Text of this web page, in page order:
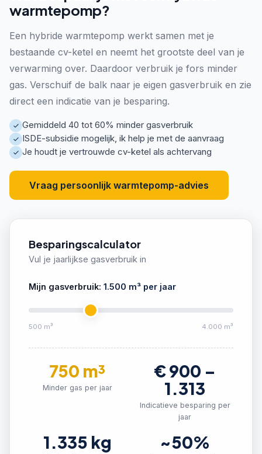
warmtepomp?
Een hybride warmtepomp werkt samen met je
bestaande cv-ketel en neemt het grootste deel van je
verwarming over. Daardoor verbruik je fors minder
gas. Verschuif de balk naar je eigen gasverbruik en zie
direct een indicatie van je besparing.
Gemiddeld 40 tot 60% minder gasverbruik
ISDE-subsidie mogelijk, ik help je met de aanvraag
Je houdt je vertrouwde cv-ketel als achtervang
Vraag persoonlijk warmtepomp-advies
Besparingscalculator
Vul je jaarlijkse gasverbruik in
Mijn gasverbruik: 1.500 m³ per jaar
500 m³ 4.000 m³
750 m³
Minder gas per jaar
€900 –
1.313
Indicatieve besparing per
jaar
1.335 kg ~50%